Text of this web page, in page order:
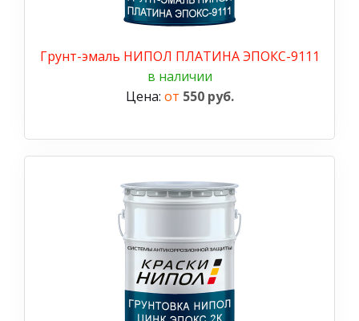
Грунт-эмаль НИПОЛ ПЛАТИНА ЭПОКС-9111
в наличии
Цена: от 550 руб.